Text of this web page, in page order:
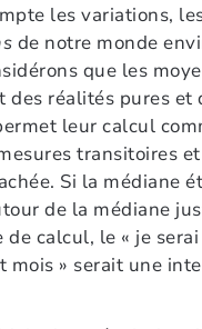
les variations,
de notre monde
que les
des réalités pures et
leur calcul
transitoires
Si la médiane
de la médiane
de calcul, le « je
mois » serait une